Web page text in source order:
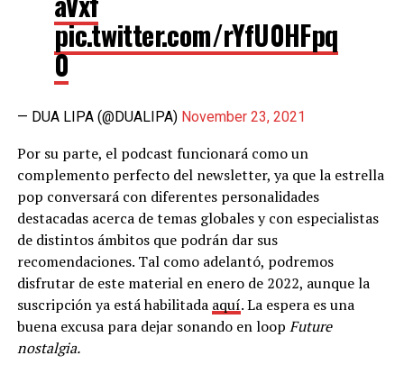
pic.twitter.com/rYfU0HFpq
0
— DUA LIPA (@DUALIPA) November 23, 2021
Por su parte, el podcast funcionará como un
complemento perfecto del newsletter, ya que la estrella
pop conversará con diferentes personalidades
destacadas acerca de temas globales y con especialistas
de distintos ámbitos que podrán dar sus
recomendaciones. Tal como adelantó, podremos
disfrutar de este material en enero de 2022, aunque la
suscripción ya está habilitada aquí. La espera es una
buena excusa para dejar sonando en loop Future
nostalgia.